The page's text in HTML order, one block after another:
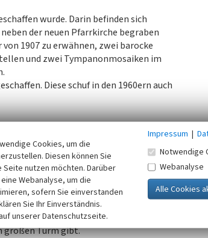
wurde. Darin befinden sich
der neuen Pfarrkirche begraben
1907 zu erwähnen, zwei barocke
und zwei Tympanonmosaiken im
Diese schuf in den 1960ern auch
Seitenturm von 1903, die
von 1953 und die Te Deum
Nikolaus in Sturmhübel in Ostpreußen).
Pfarrkirche. Die ersten Glocken
von Glocken wurde in den 1920er Jahren
Weltkrieg eingeschmolzen. Auf der
angebracht wurde, sind immer noch
großen Turm gibt.
Cookies, um die
Diesen können Sie
nutzen möchten. Darüber
Webanalyse, um die
sofern Sie einverstanden
Sie Ihr Einverständnis.
unserer Datenschutzseite.
Impressum |
Notwendige
Webanalyse